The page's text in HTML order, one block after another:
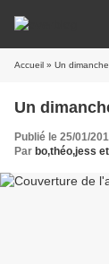
Accueil » Un
Un
Publié le 25/01/
Par bo,théo,jess